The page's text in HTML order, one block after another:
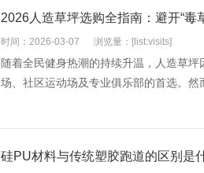
2026人造草坪选购全指南：避开“毒
时间：2026-03-07 浏览量：[list:visits]
随着全民健身热潮的持续升温，人造草
场、社区运动场及专业俱乐部的首选。然
硅PU材料与传统塑胶跑道的区别是